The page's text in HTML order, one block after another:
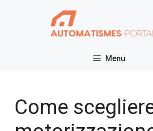
Menu
Come